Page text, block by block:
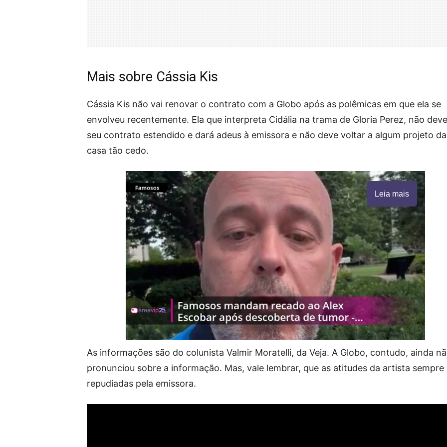
Mais sobre Cássia Kis
Cássia Kis não vai renovar o contrato com a Globo após as polêmicas em que ela se
envolveu recentemente. Ela que interpreta Cidália na trama de Gloria Perez, não
seu contrato estendido e dará adeus à emissora e não deve voltar a algum projeto da
casa tão cedo.
Leia mais
As informações são do colunista Valmir Moratelli, da Veja. A Globo, contudo, ainda
pronunciou sobre a informação. Mas, vale lembrar, que as atitudes da artista sempre
repudiadas pela emissora.